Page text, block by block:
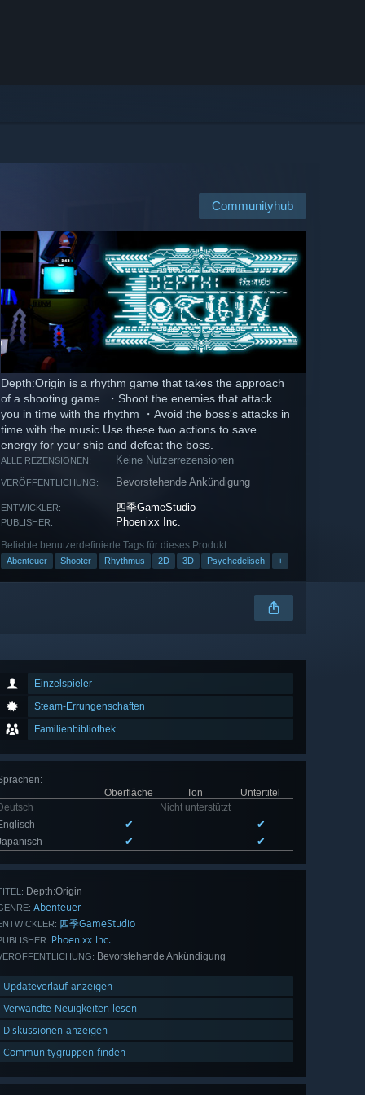
Communityhub
Depth:Origin is a rhythm game that takes the approach
of a shooting game. ・Shoot the enemies that attack
you in time with the rhythm ・Avoid the boss's attacks in
time with the music Use these two actions to save
energy for your ship and defeat the boss.
ALLE REZENSIONEN: Keine Nutzerrezensionen
VERÖFFENTLICHUNG: Bevorstehende Ankündigung
ENTWICKLER: 四季GameStudio
PUBLISHER: Phoenixx Inc.
Beliebte benutzerdefinierte Tags für dieses Produkt:
Abenteuer Shooter Rhythmus 2D 3D Psychedelisch +
Einzelspieler
Steam-Errungenschaften
Familienbibliothek
:
Oberfläche
Ton
Untertitel
Nicht unterstützt
✔
✔
✔ ✔
Depth:Origin
Abenteuer
四季GameStudio
Phoenixx Inc.
Bevorstehende Ankündigung
Updateverlauf anzeigen
Verwandte Neuigkeiten lesen
Diskussionen anzeigen
Communitygruppen finden